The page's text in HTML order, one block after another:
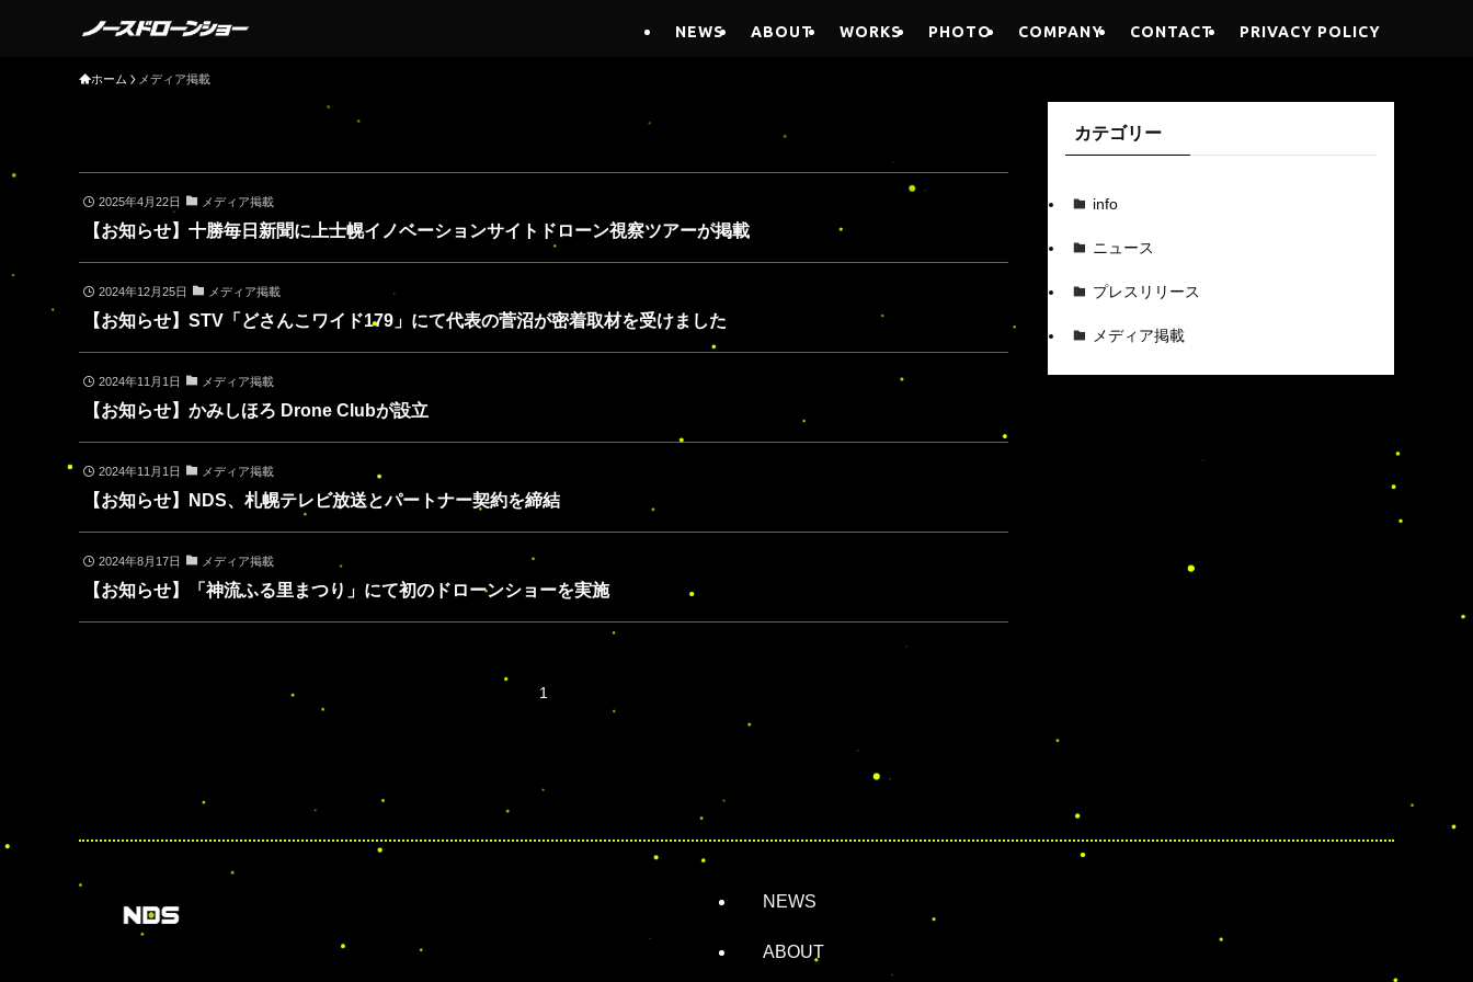
NEWS ABOUT WORKS PHOTO COMPANY CONTACT PRIVACY POLICY
ホーム メディア掲載
2025年4月22日 メディア掲載
【お知らせ】十勝毎日新聞に上士幌イノベーションサイトドローン視察ツアーが掲載
2024年12月25日 メディア掲載
【お知らせ】STV「どさんこワイド179」にて代表の菅沼が密着取材を受けました
2024年11月1日 メディア掲載
【お知らせ】かみしほろ Drone Clubが設立
2024年11月1日 メディア掲載
【お知らせ】NDS、札幌テレビ放送とパートナー契約を締結
2024年8月17日 メディア掲載
【お知らせ】「神流ふる里まつり」にて初のドローンショーを実施
1
カテゴリー
info
ニュース
プレスリリース
メディア掲載
NEWS
ABOUT